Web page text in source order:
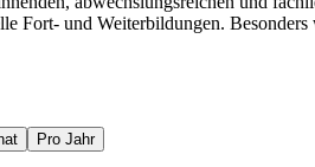
Fort- und Weiterbildungen.
Pro Jahr